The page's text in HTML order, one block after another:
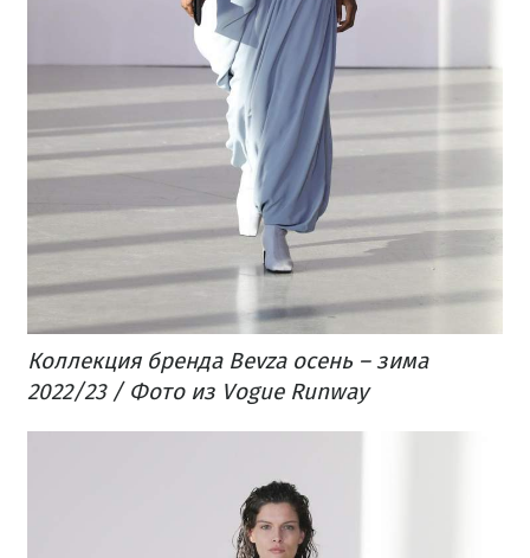
Коллекция бренда Bevza осень – зима
2022/23 / Фото из Vogue Runway